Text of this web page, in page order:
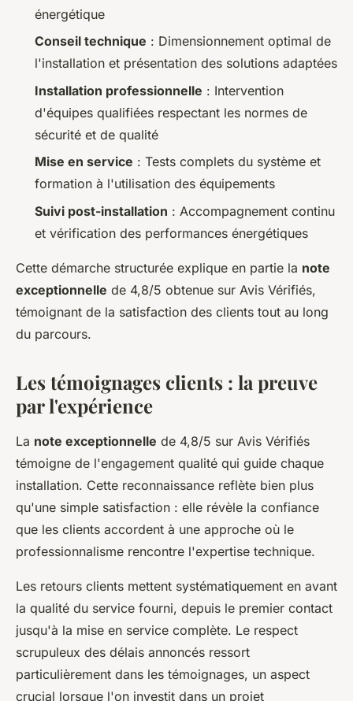
énergétique
Conseil technique : Dimensionnement optimal de
l'installation et présentation des solutions adaptées
Installation professionnelle : Intervention
d'équipes qualifiées respectant les normes de
sécurité et de qualité
Mise en service : Tests complets du système et
formation à l'utilisation des équipements
Suivi post-installation : Accompagnement continu
et vérification des performances énergétiques
Cette démarche structurée explique en partie la note
exceptionnelle de 4,8/5 obtenue sur Avis Vérifiés,
témoignant de la satisfaction des clients tout au long
du parcours.
Les témoignages clients : la preuve
par l'expérience
La note exceptionnelle de 4,8/5 sur Avis Vérifiés
témoigne de l'engagement qualité qui guide chaque
installation. Cette reconnaissance reflète bien plus
qu'une simple satisfaction : elle révèle la confiance
que les clients accordent à une approche où le
professionnalisme rencontre l'expertise technique.
Les retours clients mettent systématiquement en avant
la qualité du service fourni, depuis le premier contact
jusqu'à la mise en service complète. Le respect
scrupuleux des délais annoncés ressort
particulièrement dans les témoignages, un aspect
crucial lorsque l'on investit dans un projet